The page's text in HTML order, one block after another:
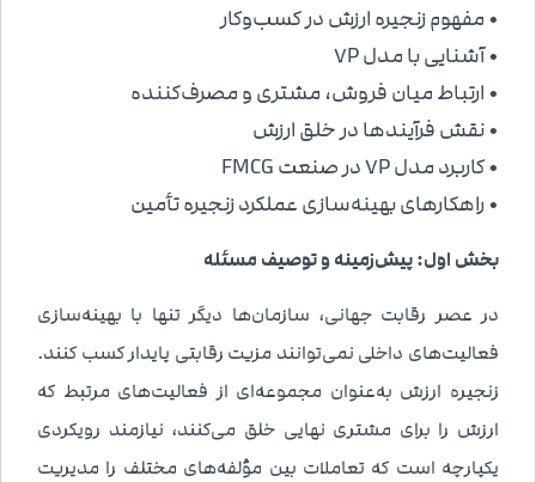
• مفهوم زنجیره ارزش در کسب‌وکار
• آشنایی با مدل 7P
• ارتباط میان فروش، مشتری و مصرف‌کننده
• نقش فرآیندها در خلق ارزش
• کاربرد مدل 7P در صنعت FMCG
• راهکارهای بهینه‌سازی عملکرد زنجیره تأمین
بخش اول: پیش‌زمینه و توصیف مسئله
در عصر رقابت جهانی، سازمان‌ها دیگر تنها با بهینه‌سازی
فعالیت‌های داخلی نمی‌توانند مزیت رقابتی پایدار کسب کنند.
زنجیره ارزش به‌عنوان مجموعه‌ای از فعالیت‌های مرتبط که
ارزش را برای مشتری نهایی خلق می‌کنند، نیازمند رویکردی
یکپارچه است که تعاملات بین مؤلفه‌های مختلف را مدیریت